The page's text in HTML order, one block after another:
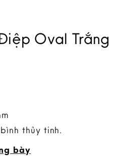
Oval Trắng
thủy tinh.
bày